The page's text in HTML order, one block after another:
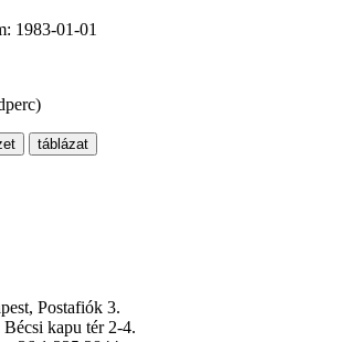
1983-01-01
táblázat
Postafiók 3.
kapu tér 2-4.